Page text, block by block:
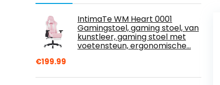
IntimaTe WM Heart 0001
Gamingstoel, gaming stoel, van
kunstleer, gaming stoel met
voetensteun, ergonomische…
€199.99